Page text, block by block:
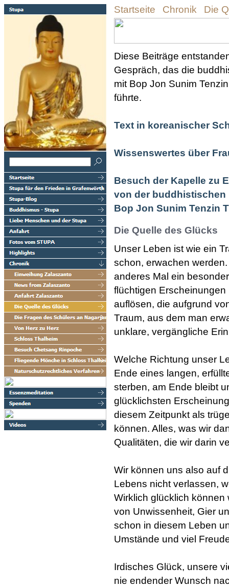
Startseite Chronik Die
Diese Beiträge
Gespräch, das die
mit Bop Jon Sunim
führte.
Text in koreanischer
Wissenswertes über
Besuch der Kapelle zu
von der buddhistischen
Bop Jon Sunim Tenzin
Die Quelle des Glücks
Unser Leben ist wie ein
schon, erwachen
anderes Mal ein
flüchtigen
auflösen, die aufgrund
Traum, aus dem man
unklare, vergängliche
Welche Richtung unser
Ende eines langen,
sterben, am Ende bleibt
glücklichsten
diesem Zeitpunkt als
können. Alles, was wir
Qualitäten, die wir darin
Wir können uns also auf
Lebens nicht verlassen,
Wirklich glücklich können
von Unwissenheit, Gier
schon in diesem Leben
Umstände und viel
Irdisches Glück, unsere
nie endender Wunsch